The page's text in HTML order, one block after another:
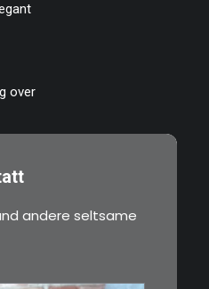
over
andere seltsame